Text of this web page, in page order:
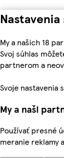
My a našich 18
Svoj súhlas
partnerom a
Svoje nastavenia
My a naši
Používať presné
meranie reklamy